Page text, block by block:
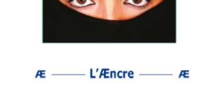
Politique de confidentialité et cookies